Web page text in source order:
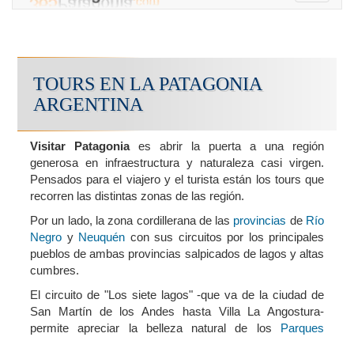
TOURS EN LA PATAGONIA
ARGENTINA
Visitar Patagoniaes abrir la puerta a una región
generosa en infraestructura y naturaleza casi virgen.
Pensados para el viajero y el turista están los tours que
recorren las distintas zonas de las región.
Por un lado, la zona cordillerana de las provincias de Río
Negro y Neuquén con sus circuitos por los principales
pueblos de ambas provincias salpicados de lagos y altas
cumbres.
El circuito de "Los siete lagos" -que va de la ciudad de
San Martín de los Andes hasta Villa La Angostura-
permite apreciar la belleza natural de los Parques